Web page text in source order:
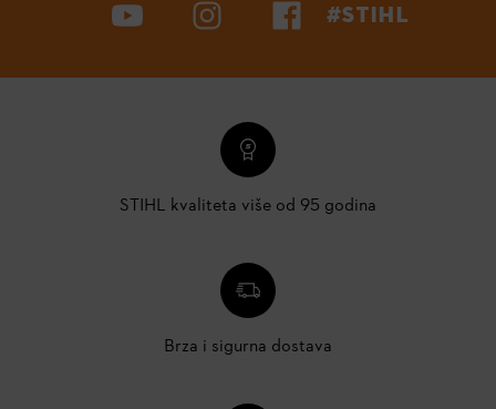
#STIHL
STIHL kvaliteta više od 95 godina
Brza i sigurna dostava